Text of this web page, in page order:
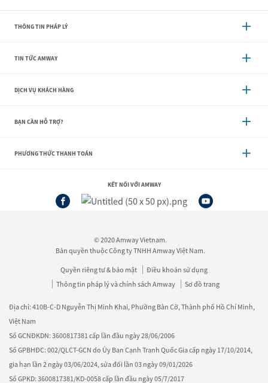
THÔNG TIN PHÁP LÝ
TIN TỨC AMWAY
DỊCH VỤ KHÁCH HÀNG
BẠN CẦN HỖ TRỢ?
PHƯƠNG THỨC THANH TOÁN
KẾT NỐI VỚI AMWAY
© 2020 Amway Vietnam.
Bản quyền thuộc Công ty TNHH Amway Việt Nam.
Quyền riêng tư & bảo mật
Điều khoản sử dụng
Thông tin pháp lý và chính sách Amway
Sơ đồ trang
Địa chỉ: 410B-C-D Nguyễn Thị Minh Khai, Phường Bàn Cờ, Thành phố Hồ Chí Minh,
Việt Nam
Số GCNĐKDN: 3600817381 cấp lần đầu ngày 28/06/2006
Số GPBHĐC: 002/QLCT-GCN do Ủy Ban Cạnh Tranh Quốc Gia cấp ngày 17/10/2014,
gia hạn lần 2 ngày 03/06/2024, sửa đổi lần 03 ngày 09/01/2026
Số GPKD: 3600817381/KD-0058 cấp lần đầu ngày 05/7/2017